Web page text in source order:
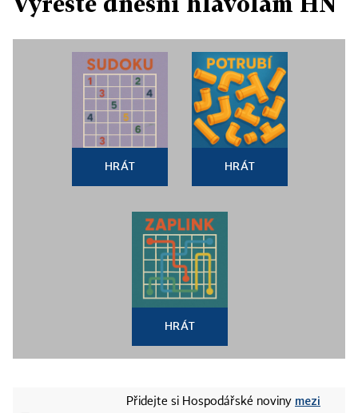
HRÁT HRÁT
HRÁT
Přidejte si Hospodářské noviny mezi